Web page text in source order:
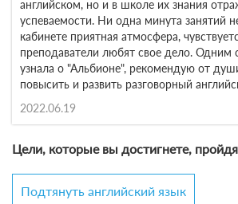
английском, но и в школе их знания
успеваемости. Ни одна минута занятий
кабинете приятная атмосфера,
преподаватели любят свое дело. Одним
узнала о "Альбионе", рекомендую от
повысить и развить разговорный
2022.06.19
Цели, которые вы достигнете,
Подтянуть английский язык